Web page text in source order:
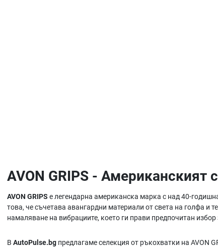
AVON GRIPS - Американският
AVON GRIPS е легендарна американска марка с над 40-
това, че съчетава авангардни материали от света на голфа и
намаляване на вибрациите, което ги прави предпочитан
В AutoPulse.bg предлагаме селекция от ръкохватки на AVON